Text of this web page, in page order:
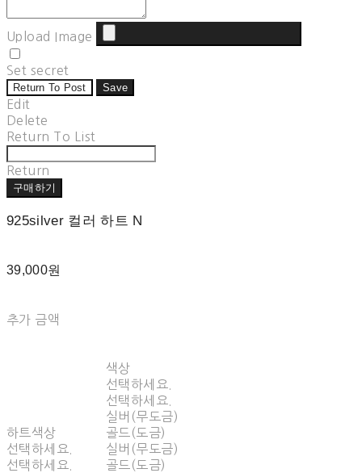
Upload Image
Set secret
Return To Post Save
Edit
Delete
Return To List
Return
구매하기
925silver 컬러 하트 N
39,000원
추가 금액
하트색상
선택하세요.
선택하세요.
색상
선택하세요.
선택하세요.
실버(무도금)
골드(도금)
실버(무도금)
골드(도금)